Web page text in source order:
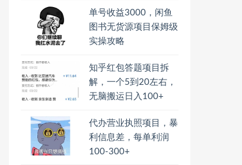
单号收益3000，闲鱼
图书无货源项目保姆级
实操攻略
知乎红包答题项目拆
解，一个5到20左右，
无脑搬运日入100+
代办营业执照项目，暴
利信息差，每单利润
100-300+